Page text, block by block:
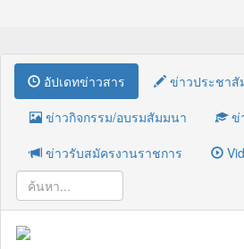
อัปเดทข่าวสาร
ข่าวประชาสั
ข่าวกิจกรรม/อบรมสัมมนา
ข่
ข่าวรับสมัครงานราชการ